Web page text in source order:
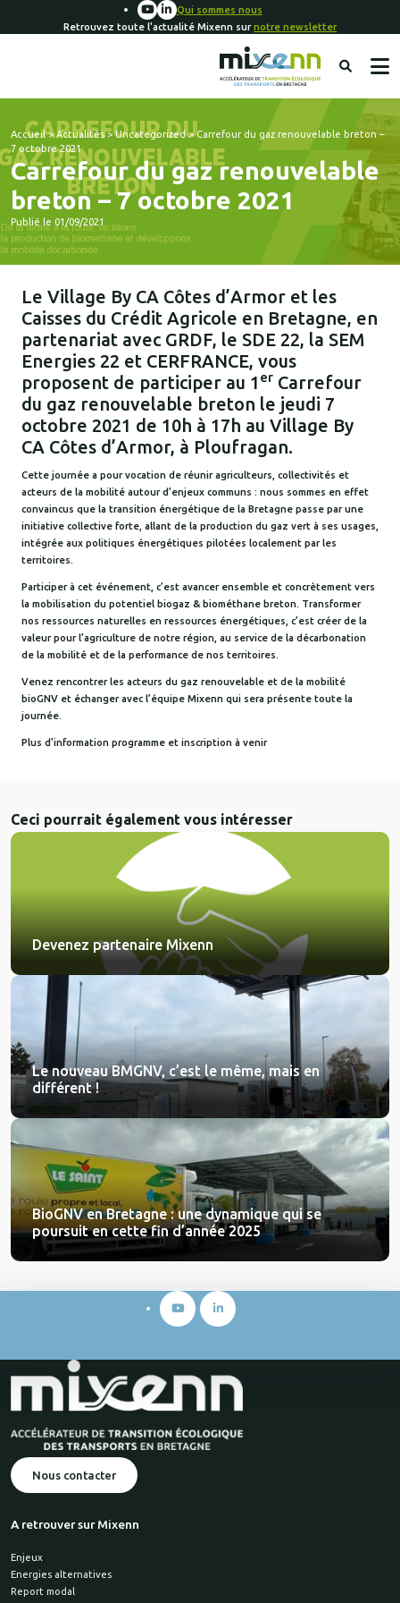
Qui sommes nous
Retrouvez toute l'actualité Mixenn surnotre newsletter
Accueil>Actualités>Uncategorized>Carrefour du gaz renouvelable breton –
7 octobre 2021
Carrefour du gaz renouvelable
breton – 7 octobre 2021
Publié le 01/09/2021
Le Village By CA Côtes d’Armor et les
Caisses du Crédit Agricole en Bretagne, en
partenariat avec GRDF, le SDE 22, la SEM
Energies 22 et CERFRANCE, vous
proposent de participer au 1 er Carrefour
du gaz renouvelable breton le jeudi 7
octobre 2021 de 10h à 17h au Village By
CA Côtes d’Armor, à Ploufragan.
Cette journée a pour vocation de réunir agriculteurs, collectivités et
acteurs de la mobilité autour d’enjeux communs : nous sommes en effet
convaincus que la transition énergétique de la Bretagne passe par une
initiative collective forte, allant de la production du gaz vert à ses usages,
intégrée aux politiques énergétiques pilotées localement par les
territoires.
Participer à cet événement, c’est avancer ensemble et concrètement vers
la mobilisation du potentiel biogaz & biométhane breton. Transformer
nos ressources naturelles en ressources énergétiques, c’est créer de la
valeur pour l’agriculture de notre région, au service de la décarbonation
de la mobilité et de la performance de nos territoires.
Venez rencontrer les acteurs du gaz renouvelable et de la mobilité
bioGNV et échanger avec l’équipe Mixenn qui sera présente toute la
journée.
Plus d’information programme et inscription à venir
Ceci pourrait également vous intéresser
Devenez partenaire Mixenn
Le nouveau BMGNV, c’est le même, mais en
différent !
BioGNV en Bretagne : une dynamique qui se
poursuit en cette fin d’année 2025
Nous contacter
A retrouver sur Mixenn
Enjeux
Energies alternatives
Report modal